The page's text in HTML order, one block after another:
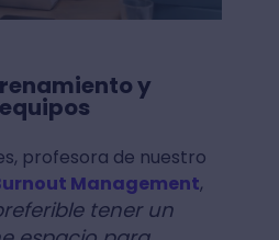
y
profesora de nuestro
Management,
tener un